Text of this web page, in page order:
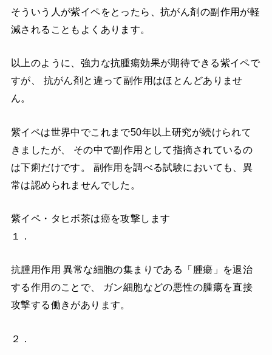
そういう人が紫イペをとったら、抗がん剤の副作用が軽
減されることもよくあります。
以上のように、強力な抗腫瘍効果が期待できる紫イペで
すが、 抗がん剤と違って副作用はほとんどありませ
ん。
紫イペは世界中でこれまで50年以上研究が続けられて
きましたが、 その中で副作用として指摘されているの
は下痢だけです。 副作用を調べる試験においても、異
常は認められませんでした。
紫イペ・タヒボ茶は癌を攻撃します
１．
抗腫用作用 異常な細胞の集まりである「腫瘍」を退治
する作用のことで、 ガン細胞などの悪性の腫瘍を直接
攻撃する働きがあります。
２．